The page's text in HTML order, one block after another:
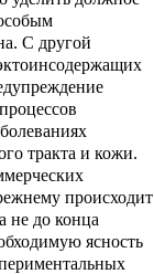
С другой
тракта и кожи.
происходит
не до конца
ясность